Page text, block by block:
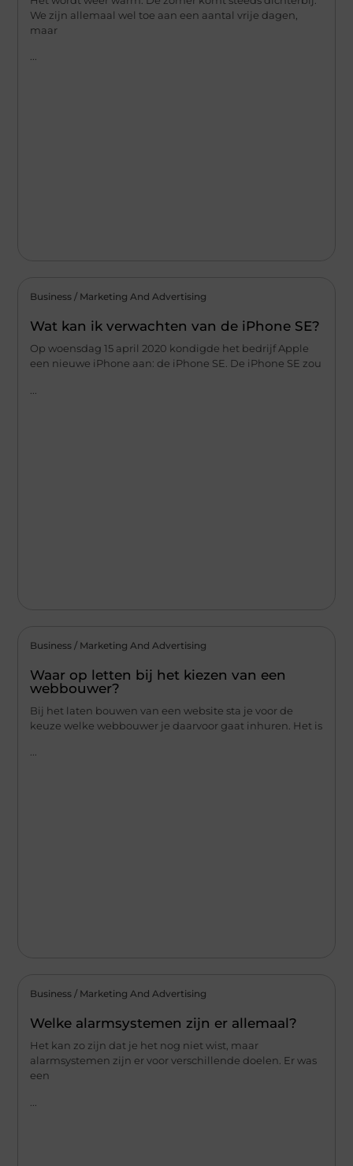
We zijn allemaal wel toe aan een aantal vrije dagen,
maar
...
Business / Marketing And Advertising
Wat kan ik verwachten van de iPhone SE?
Op woensdag 15 april 2020 kondigde het bedrijf Apple
een nieuwe iPhone aan: de iPhone SE. De iPhone SE zou
Business / Marketing And Advertising
Waar op letten bij het kiezen van een
webbouwer?
Bij het laten bouwen van een website sta je voor de
keuze welke webbouwer je daarvoor gaat inhuren. Het is
Business / Marketing And Advertising
Welke alarmsystemen zijn er allemaal?
Het kan zo zijn dat je het nog niet wist, maar
alarmsystemen zijn er voor verschillende doelen. Er was
een